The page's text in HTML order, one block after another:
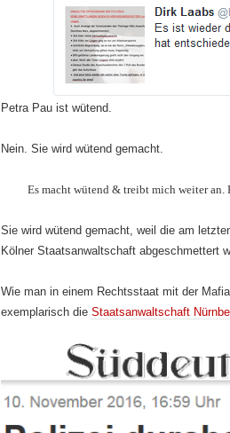
Petra Pau ist wütend.
Nein. Sie wird wütend gemacht.
Es macht wütend & treibt mich weiter
Sie wird wütend gemacht, weil die am
Kölner Staatsanwaltschaft abgeschmettert
Wie man in einem Rechtsstaat mit der
exemplarisch die Staatsanwaltschaft